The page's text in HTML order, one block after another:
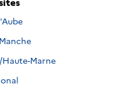
Haute-Marne